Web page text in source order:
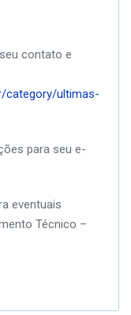
contato e
category/ultimas-
para seu e-
eventuais
Técnico –